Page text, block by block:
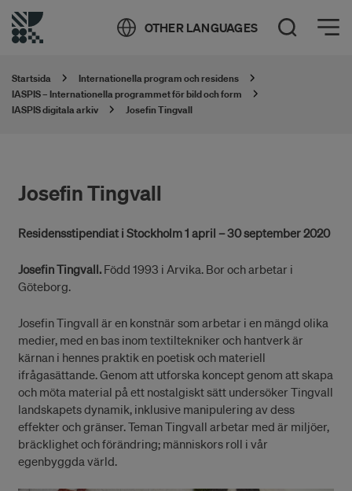
OTHER LANGUAGES Öppna sök
Öppna meny
Startsida
Internationella program och residens
IASPIS – Internationella programmet för bild och form
IASPIS digitala arkiv
Josefin Tingvall
Josefin Tingvall
Residensstipendiat i Stockholm 1 april – 30 september 2020
Josefin Tingvall. Född 1993 i Arvika. Bor och arbetar i
Göteborg.
Josefin Tingvall är en konstnär som arbetar i en mängd olika
medier, med en bas inom textiltekniker och hantverk är
kärnan i hennes praktik en poetisk och materiell
ifrågasättande. Genom att utforska koncept genom att skapa
och möta material på ett nostalgiskt sätt undersöker Tingvall
landskapets dynamik, inklusive manipulering av dess
effekter och gränser. Teman Tingvall arbetar med är miljöer,
bräcklighet och förändring; människors roll i vår
egenbyggda värld.